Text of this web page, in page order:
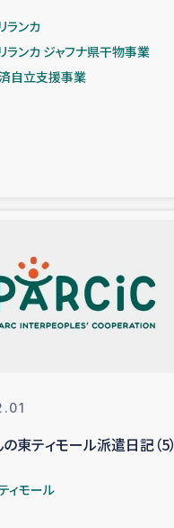
通じた支援事業
ループの生計支援
農家支援
ーヒー畑改善事業
ランカ
ランカ ジャフナ県干物事業
自立支援事業
東ティモール派遣日記（5）
ィモール